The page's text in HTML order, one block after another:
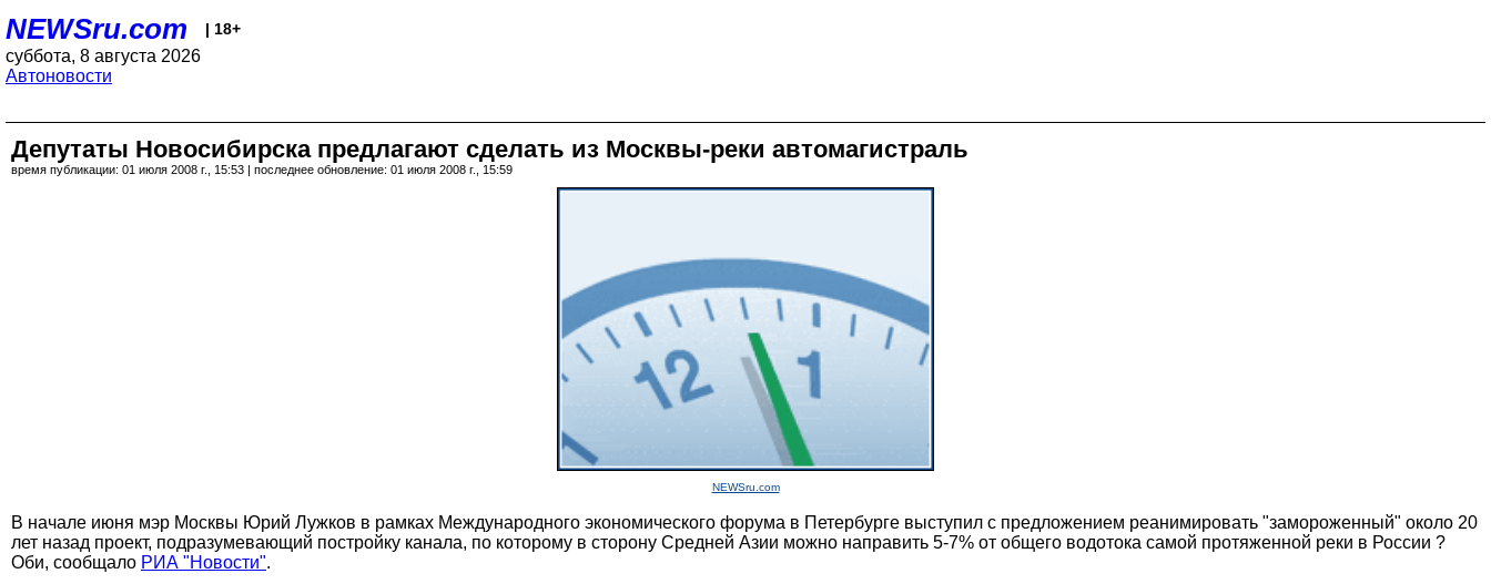
NEWSru.com | 18+
суббота, 8 августа 2026
Автоновости
Депутаты Новосибирска предлагают сделать из Москвы-реки автомагистраль
время публикации: 01 июля 2008 г., 15:53 | последнее обновление: 01 июля 2008 г., 15:59
NEWSru.com
В начале июня мэр Москвы Юрий Лужков в рамках Международного экономического форума в Петербурге выступил с предложением реанимировать "замороженный" около 20
лет назад проект, подразумевающий постройку канала, по которому в сторону Средней Азии можно направить 5-7% от общего водотока самой протяженной реки в России ?
Оби, сообщало РИА "Новости".